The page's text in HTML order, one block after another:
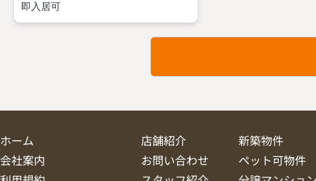
即入居可
ホーム 店舗紹介
新築物件
会社案内
お問い合わせ
ペット可物件